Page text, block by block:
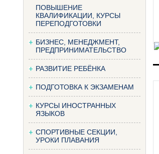
ПОВЫШЕНИЕ
КВАЛИФИКАЦИИ, КУРСЫ
ПЕРЕПОДГОТОВКИ
БИЗНЕС, МЕНЕДЖМЕНТ,
ПРЕДПРИНИМАТЕЛЬСТВО
РАЗВИТИЕ РЕБЁНКА
ПОДГОТОВКА К ЭКЗАМЕНАМ
КУРСЫ ИНОСТРАННЫХ
ЯЗЫКОВ
СПОРТИВНЫЕ СЕКЦИИ,
УРОКИ ПЛАВАНИЯ